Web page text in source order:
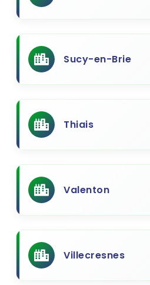
Sucy-en-Brie
Thiais
Valenton
Villecresnes